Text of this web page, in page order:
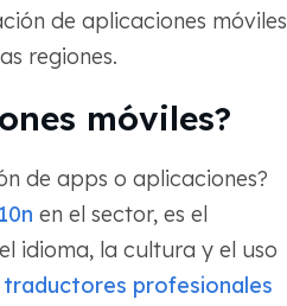
de aplicaciones móviles
regiones.
móviles?
de apps o aplicaciones?
en el sector, es el
idioma, la cultura y el uso
traductores profesionales